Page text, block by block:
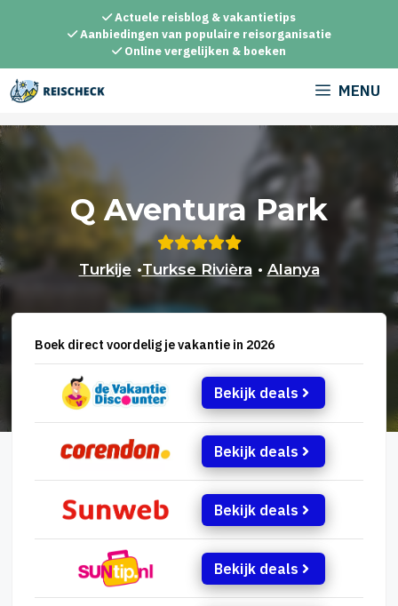
inhoud
Actuele reisblog & vakantietips
Aanbiedingen van populaire reisorganisatie
Online vergelijken & boeken
MENU
Q Aventura Park
Turkije •Turkse Rivièra • Alanya
Boek direct voordelig je vakantie in 2026
Bekijk deals
Bekijk deals
Bekijk deals
Bekijk deals